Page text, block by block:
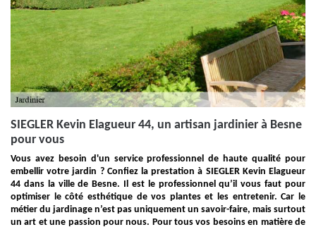
SIEGLER Kevin Elagueur 44, un artisan jardinier à Besne
pour vous
Vous avez besoin d'un service professionnel de haute qualité pour
embellir votre jardin ? Confiez la prestation à SIEGLER Kevin Elagueur
44 dans la ville de Besne. Il est le professionnel qu’il vous faut pour
optimiser le côté esthétique de vos plantes et les entretenir. Car le
métier du jardinage n’est pas uniquement un savoir-faire, mais surtout
un art et une passion pour nous. Pour tous vos besoins en matière de